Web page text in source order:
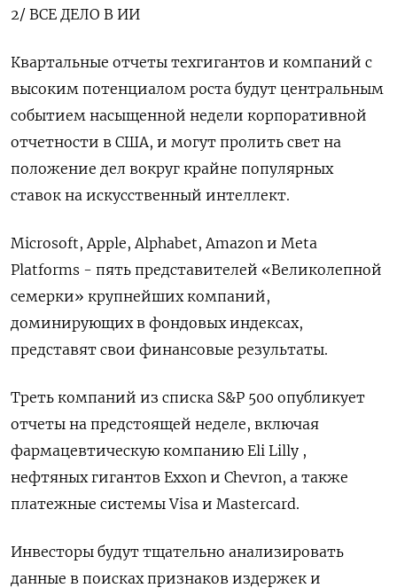
2/ ВСЕ ДЕЛО В ИИ
Квартальные отчеты техгигантов и компаний с
высоким потенциалом роста будут центральным
событием насыщенной недели корпоративной
отчетности в США, и могут пролить свет на
положение дел вокруг крайне популярных
ставок на искусственный интеллект.
Microsoft, Apple, Alphabet, Amazon и Meta
Platforms - пять представителей «Великолепной
семерки» крупнейших компаний,
доминирующих в фондовых индексах,
представят свои финансовые результаты.
Треть компаний из списка S&P 500 опубликует
отчеты на предстоящей неделе, включая
фармацевтическую компанию Eli Lilly ,
нефтяных гигантов Exxon и Chevron, а также
платежные системы Visa и Mastercard.
Инвесторы будут тщательно анализировать
данные в поисках признаков издержек и